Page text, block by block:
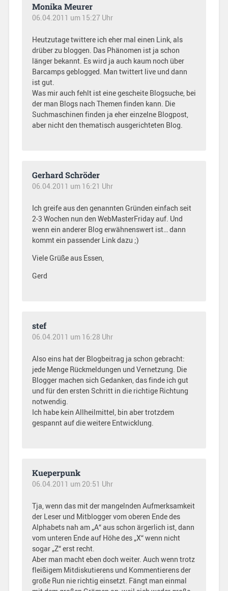
Monika Meurer
06.04.2011 um 15:27 Uhr
Heutzutage twittere ich eher mal einen Link, als
drüber zu bloggen. Das Phänomen ist ja schon
länger bekannt. Es wird ja auch kaum noch über
Barcamps geblogged. Man twittert live und dann
ist gut.
Was mir auch fehlt ist eine gescheite Blogsuche, bei
der man Blogs nach Themen finden kann. Die
Suchmaschinen finden ja eher einzelne Blogpost,
aber nicht den thematisch ausgerichteten Blog.
Gerhard Schröder
06.04.2011 um 16:21 Uhr
Ich greife aus den genannten Gründen einfach seit
2-3 Wochen nun den WebMasterFriday auf. Und
wenn ein anderer Blog erwähnenswert ist… dann
kommt ein passender Link dazu ;)
Viele Grüße aus Essen,
Gerd
stef
06.04.2011 um 16:28 Uhr
Also eins hat der Blogbeitrag ja schon gebracht:
jede Menge Rückmeldungen und Vernetzung. Die
Blogger machen sich Gedanken, das finde ich gut
und für den ersten Schritt in die richtige Richtung
notwendig.
Ich habe kein Allheilmittel, bin aber trotzdem
gespannt auf die weitere Entwicklung.
Kueperpunk
06.04.2011 um 20:51 Uhr
Tja, wenn das mit der mangelnden Aufmerksamkeit
der Leser und Mitblogger vom oberen Ende des
Alphabets nah am „A“ aus schon ärgerlich ist, dann
vom unteren Ende auf Höhe des „X“ wenn nicht
sogar „Z“ erst recht.
Aber man macht eben doch weiter. Auch wenn trotz
fleißigem Mitdiskutierens und Kommentierens der
große Run nie richtig einsetzt. Fängt man einmal